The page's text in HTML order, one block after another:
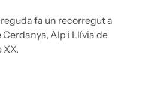
fa un recorregut a
Alp i Llívia de
XX.